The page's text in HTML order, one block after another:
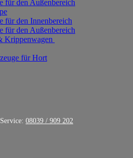
für den Außenbereich
für den Innenbereich
für den Außenbereich
Krippenwagen
für Hort
08039 / 909 202